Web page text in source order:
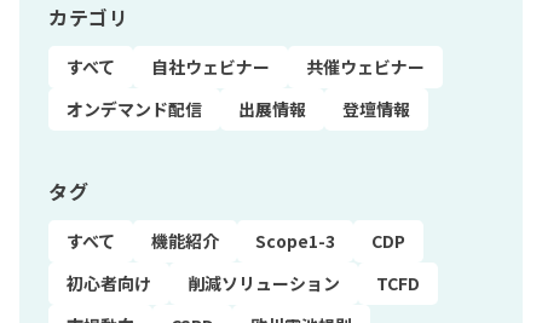
カテゴリ
すべて 自社ウェビナー
共催ウェビナー
オンデマンド配信
出展情報 登壇情報
タグ
すべて 機能紹介 Scope1-3
CDP
初心者向け
削減ソリューション
TCFD